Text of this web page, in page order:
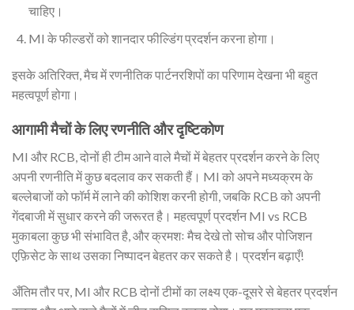
चाहिए।
MI के फील्डरों को शानदार फील्डिंग प्रदर्शन करना होगा।
इसके अतिरिक्त, मैच में रणनीतिक पार्टनरशिपों का परिणाम देखना भी बहुत
महत्वपूर्ण होगा।
आगामी मैचों के लिए रणनीति और दृष्टिकोण
MI और RCB, दोनों ही टीम आने वाले मैचों में बेहतर प्रदर्शन करने के लिए
अपनी रणनीति में कुछ बदलाव कर सकती हैं। MI को अपने मध्यक्रम के
बल्लेबाजों को फॉर्म में लाने की कोशिश करनी होगी, जबकि RCB को अपनी
गेंदबाजी में सुधार करने की जरूरत है। महत्वपूर्ण प्रदर्शन MI vs RCB
मुकाबला कुछ भी संभावित है, और क्रमशः मैच देखे तो सोच और पोजिशन
एफ़ि़सेट के साथ उसका निष्पादन बेहतर कर सकते है। प्रदर्शन बढ़ाएँ!
अँतिम तौर पर, MI और RCB दोनों टीमों का लक्ष्य एक-दूसरे से बेहतर प्रदर्शन